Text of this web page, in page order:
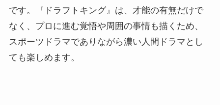
です。『ドラフトキング』は、才能の有無だけで
なく、プロに進む覚悟や周囲の事情も描くため、
スポーツドラマでありながら濃い人間ドラマとし
ても楽しめます。